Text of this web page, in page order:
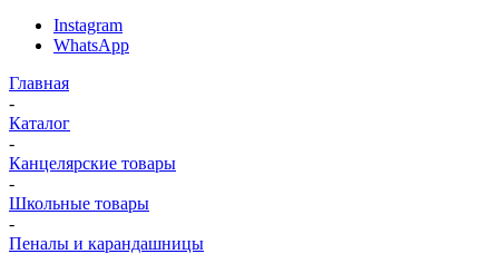
Instagram
WhatsApp
Главная
-
Каталог
-
Канцелярские товары
-
Школьные товары
-
Пеналы и карандашницы